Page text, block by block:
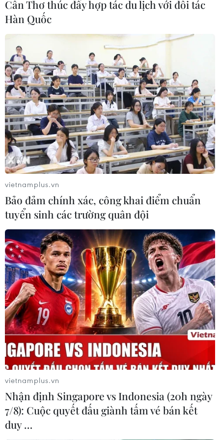
Tương lai bấp bênh của Hiệp định Paris về
biến đổi khí hậu
09/06/2017 11:19
Người dân Mỹ và cộng đồng quốc tế đều đánh giá
quyết định của Tổng thống Donald Trump rút khỏi Hiệp
định Paris là sai lầm, thậm chí là "thảm họa" đối với
nước Mỹ.
Mỹ từ chối ký Tuyên bố chung của G7 về
vấn đề biến đổi khí hậu
12/06/2017 14:59
Một tuyên bố của các bộ trưởng môi trường G7 cho biết
Mỹ đã từ chối ký vào Tuyên bố chung của G7 về vấn đề
biến đổi khí hậu cũng như các kế hoạch khác nhằm tài
trợ cho việc phát triển bền vững.
Cần Thơ thúc đẩy hợp tác du lịch với đối tác
Hàn Quốc
vietnamplus.vn
Bảo đảm chính xác, công khai điểm chuẩn
tuyển sinh các trường quân đội
vietnamplus.vn
Nhận định Singapore vs Indonesia (20h ngày
7/8): Cuộc quyết đấu giành tấm vé bán kết
duy …